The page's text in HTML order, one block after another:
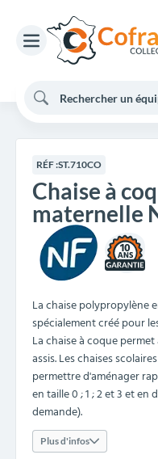
RÉF :ST.710CO
Chaise à
maternelle
10
La chaise polypropylène
spécialement créé pour
La chaise à coque
assis. Les chaises
permettre d'aménager
en taille 0 ; 1 ; 2 et 3 et
demande).
Plus d'infos